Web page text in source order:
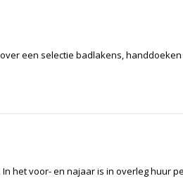
een selectie badlakens,
het voor- en najaar is in overleg huur